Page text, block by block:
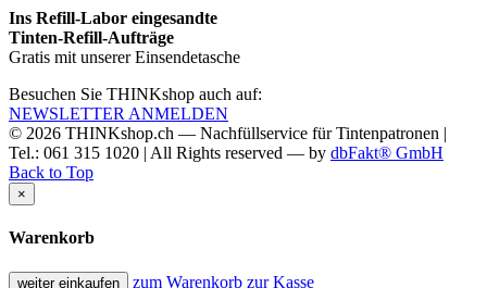
Ins Refill-Labor eingesandte
Tinten-Refill-Aufträge
Gratis mit unserer Einsendetasche
Besuchen Sie THINKshop auch auf:
NEWSLETTER ANMELDEN
© 2026 THINKshop.ch — Nachfüllservice fürTintenpatronen |
Tel.: 061 315 1020 | All Rights reserved — by dbFakt® GmbH
Back to Top
×
Warenkorb
weiter einkaufen zum Warenkorb zur Kasse